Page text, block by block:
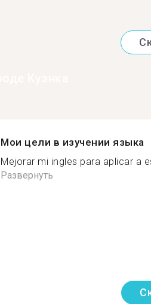
Мои цели в изучении языка
Mejorar mi ingles para aplicar a
Развернуть